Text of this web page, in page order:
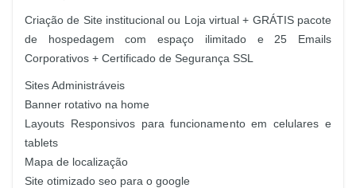
Criação de Site institucional ou Loja virtual + GRÁTIS pacote
de hospedagem com espaço ilimitado e 25 Emails
Corporativos + Certificado de Segurança SSL
Sites Administráveis
Banner rotativo na home
Layouts Responsivos para funcionamento em celulares e
tablets
Mapa de localização
Site otimizado seo para o google